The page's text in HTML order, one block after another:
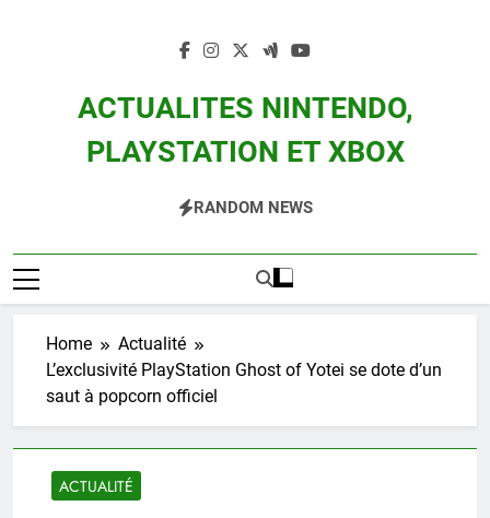
ACTUALITES NINTENDO,
PLAYSTATION ET XBOX
Zelda, Splatoon, Pokemon Entre Autres
RANDOM NEWS
Home
Actualité
L’exclusivité PlayStation Ghost of Yotei se dote d’un
saut à popcorn officiel
ACTUALITÉ